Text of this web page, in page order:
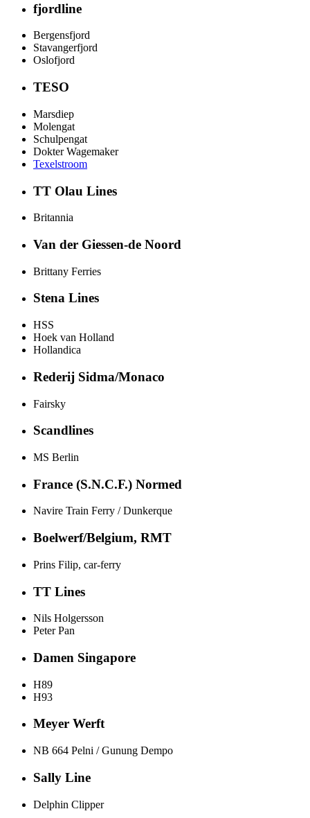
fjordline
Bergensfjord
Stavangerfjord
Oslofjord
TESO
Marsdiep
Molengat
Schulpengat
Dokter Wagemaker
Texelstroom
TT Olau Lines
Britannia
Van der Giessen-de Noord
Brittany Ferries
Stena Lines
HSS
Hoek van Holland
Hollandica
Rederij Sidma/Monaco
Fairsky
Scandlines
MS Berlin
France (S.N.C.F.) Normed
Navire Train Ferry / Dunkerque
Boelwerf/Belgium, RMT
Prins Filip, car-ferry
TT Lines
Nils Holgersson
Peter Pan
Damen Singapore
H89
H93
Meyer Werft
NB 664 Pelni / Gunung Dempo
Sally Line
Delphin Clipper